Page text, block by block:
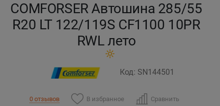
COMFORSER Автошина 285/55
R20 LT 122/119S CF1100 10PR
RWL лето
Код: SN144501
0 отзывов В избранное Сравнить
Семей